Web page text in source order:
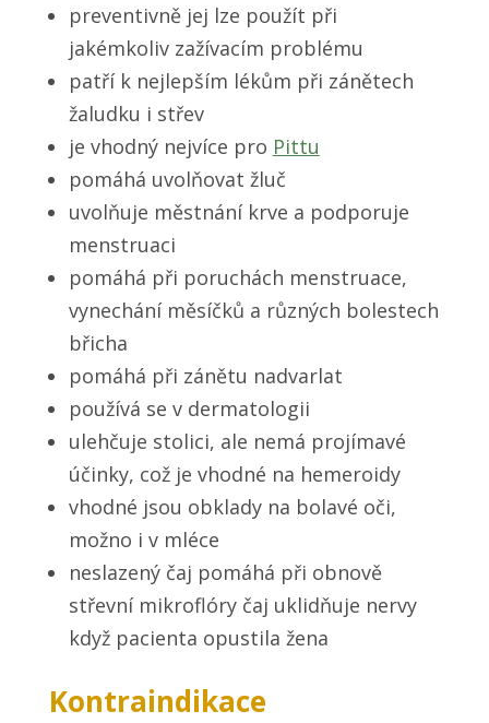
preventivně jej lze použít při
jakémkoliv zažívacím problému
patří k nejlepším lékům při zánětech
žaludku i střev
je vhodný nejvíce pro Pittu
pomáhá uvolňovat žluč
uvolňuje městnání krve a podporuje
menstruaci
pomáhá při poruchách menstruace,
vynechání měsíčků a různých bolestech
břicha
pomáhá při zánětu nadvarlat
používá se v dermatologii
ulehčuje stolici, ale nemá projímavé
účinky, což je vhodné na hemeroidy
vhodné jsou obklady na bolavé oči,
možno i v mléce
neslazený čaj pomáhá při obnově
střevní mikroflóry čaj uklidňuje nervy
když pacienta opustila žena
Kontraindikace